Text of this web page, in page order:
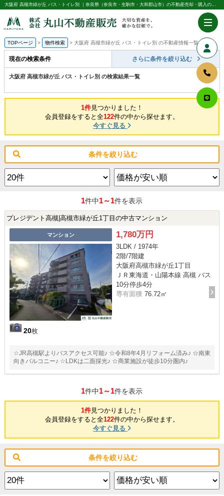
大阪府 高槻市緑が丘 バス・トイレ別 ｜奈良県（奈良市・生駒市・大和郡山市）の不動産売却・購入のことなら株式会社丸山不動産販売
TOPページ 物件検索 大阪府 高槻市緑が丘 バス・トイレ別 の不動産情報一覧
現在の検索条件 さらに条件を絞り込む
大阪府 高槻市緑が丘 バス・トイレ別 の検索結果一覧
1件見つかりました！
会員登録をすると全122件の中から探せます。
今すぐ見る
条件を絞り込む
1件中1～1件を表示
プレジデント高槻|高槻市緑が丘1丁目の中古マンション
マンション
20枚
1,780万円
3LDK / 1974年
2階/7階建
大阪府高槻市緑が丘1丁目
ＪＲ東海道・山陽本線 高槻 バス
10分停歩4分
専有面積 76.72㎡
☆JR高槻駅よりバスアクセス可能♪ ☆令和8年4月リフォーム済み♪ ☆南東
向きバルコニー♪ ☆LDKは二面採光♪ ☆商業施設が徒歩10分圏内♪
1件中1～1件を表示
1件見つかりました！
会員登録をすると全122件の中から探せます。
今すぐ見る
条件を絞り込む